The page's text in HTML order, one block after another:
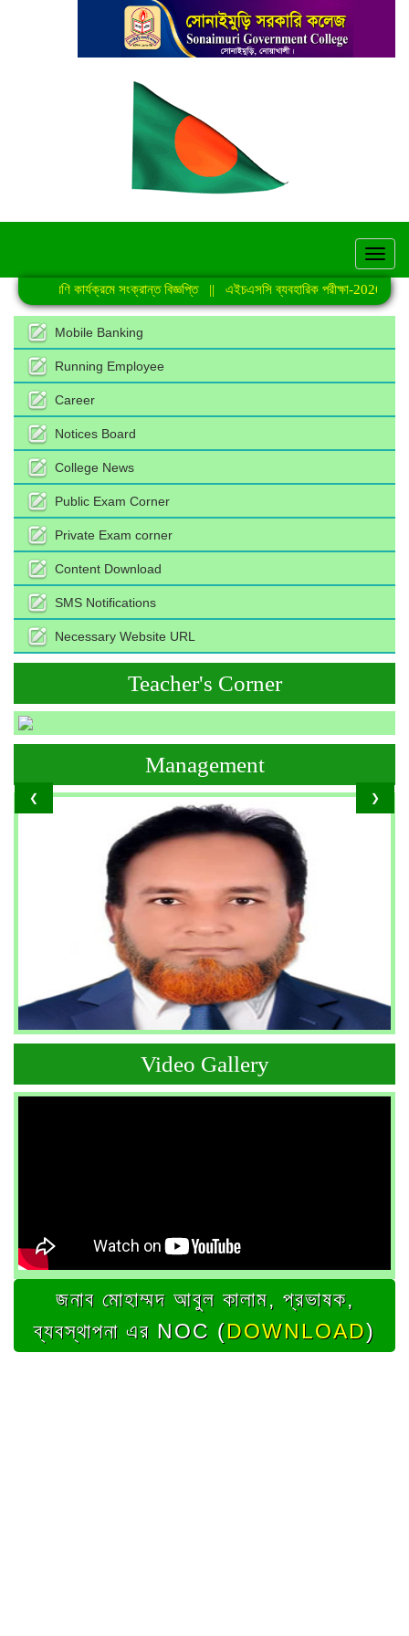
শ্রেণি কার্যক্রমে সংক্রান্ত বিজ্ঞপ্তি|| এইচএসসি ব্যবহারিক পরীক্ষা-2026 এর
Mobile Banking
Running Employee
Career
Notices Board
College News
Public Exam Corner
Private Exam corner
Content Download
SMS Notifications
Necessary Website URL
Teacher's Corner
❮ ❯
Management
Video Gallery
জনাব মোহাম্মদ আবুল কালাম, প্রভাষক,
ব্যবস্থাপনা এর NOC (DOWNLOAD)